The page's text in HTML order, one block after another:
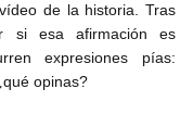
de la historia. Tras
si esa afirmación es
expresiones pías:
opinas?